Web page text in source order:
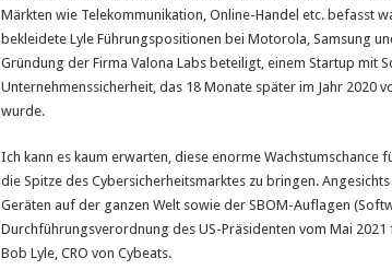
Märkten wie Telekommunikation, Online-Handel etc. befasst
bekleidete Lyle Führungspositionen bei Motorola, Samsung
Gründung der Firma Valona Labs beteiligt, einem Startup mit
Unternehmenssicherheit, das 18 Monate später im Jahr 2020
wurde.
Ich kann es kaum erwarten, diese enorme Wachstumschance
die Spitze des Cybersicherheitsmarktes zu bringen.
Geräten auf der ganzen Welt sowie der SBOM-Auflagen
Durchführungsverordnung des US-Präsidenten vom Mai
Bob Lyle, CRO von Cybeats.